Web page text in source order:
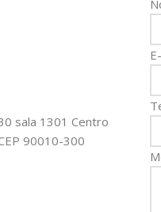
sala 1301 Centro
90010-300